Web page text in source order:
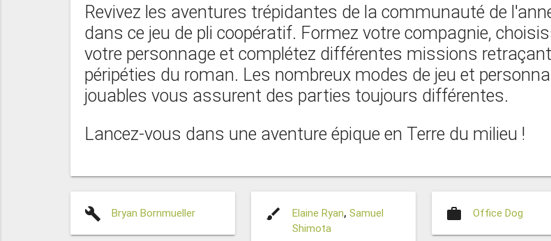
Revivez les aventures trépidantes de la communauté de
dans ce jeu de pli coopératif. Formez votre compagnie,
votre personnage et complétez différentes missions
péripéties du roman. Les nombreux modes de jeu et
jouables vous assurent des parties toujours différentes.
Lancez-vous dans une aventure épique en Terre du milieu !
build Bryan Bornmueller brush Elaine Ryan, Samuel
Shimota
work Office Dog